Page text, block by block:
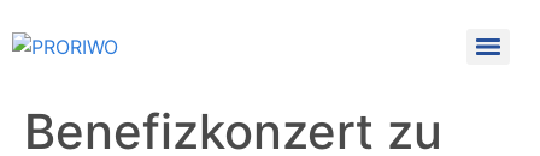
Benefizkonzert zu